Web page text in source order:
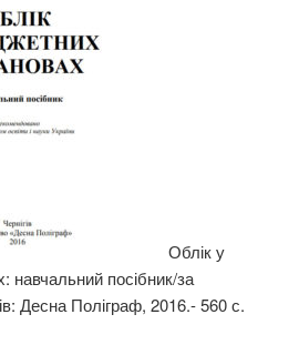
Облік у
навчальний посібник/за
Десна Поліграф, 2016.- 560 с.